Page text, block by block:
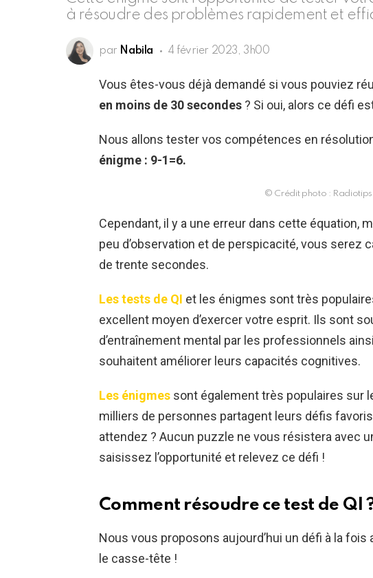
à résoudre des problèmes rapidement et
par Nabila 4 février 2023, 3h00
Vous êtes-vous déjà demandé si vous pouviez
en moins de 30 secondes ? Si oui, alors ce défi
Nous allons tester vos compétences en
énigme : 9-1=6.
© Crédit photo :
Cependant, il y a une erreur dans cette équation,
peu d’observation et de perspicacité, vous serez
de trente secondes.
Les tests de QI et les énigmes sont très
excellent moyen d’exercer votre esprit. Ils sont
d’entraînement mental par les professionnels
souhaitent améliorer leurs capacités cognitives.
Les énigmes sont également très populaires sur
milliers de personnes partagent leurs défis
attendez ? Aucun puzzle ne vous résistera avec
saisissez l’opportunité et relevez ce défi !
Comment résoudre ce test de QI
Nous vous proposons aujourd’hui un défi à la
le casse-tête !